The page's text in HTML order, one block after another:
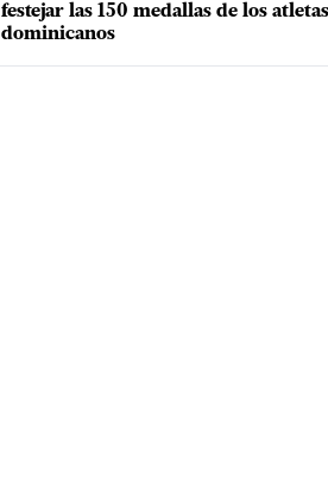
festejar las 150 medallas de los atletas
dominicanos